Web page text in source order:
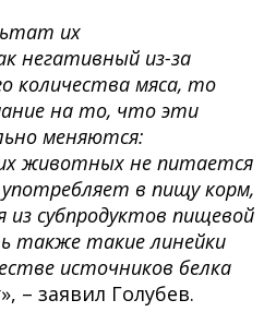
их
негативный из-за
количества мяса, то
на то, что эти
меняются:
животных не питается
в пищу корм,
субпродуктов пищевой
также такие линейки
источников белка
», – заявил Голубев.